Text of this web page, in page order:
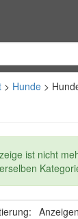
Hunde
ist nicht